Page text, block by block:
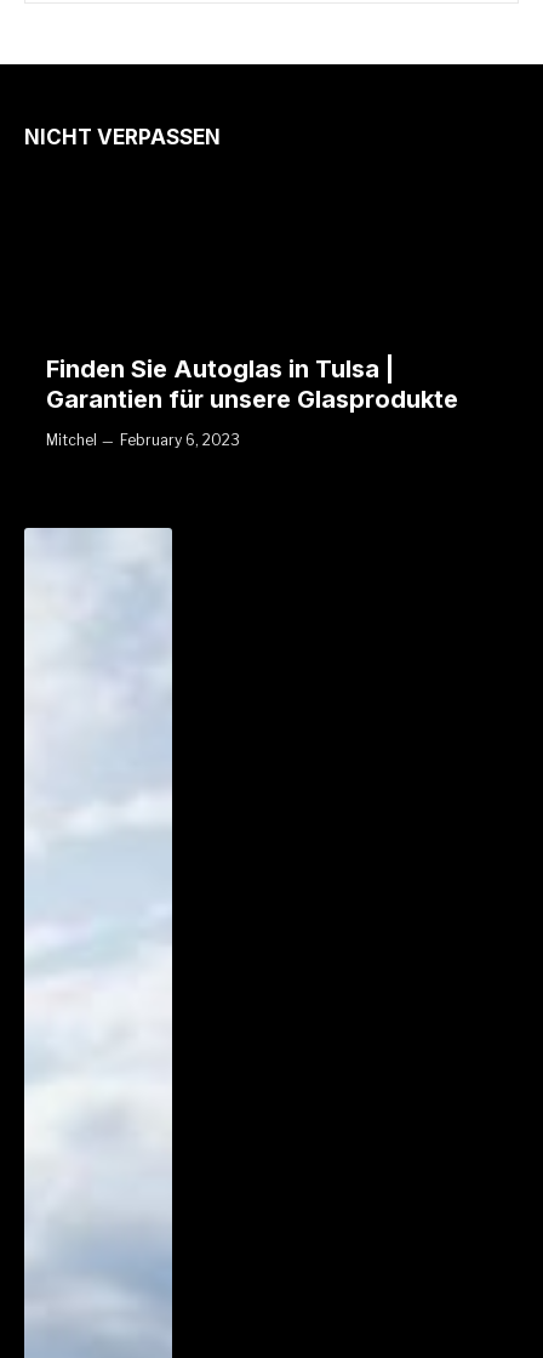
NICHT VERPASSEN
Finden Sie Autoglas in Tulsa |
Garantien für unsere Glasprodukte
Mitchel February 6, 2023